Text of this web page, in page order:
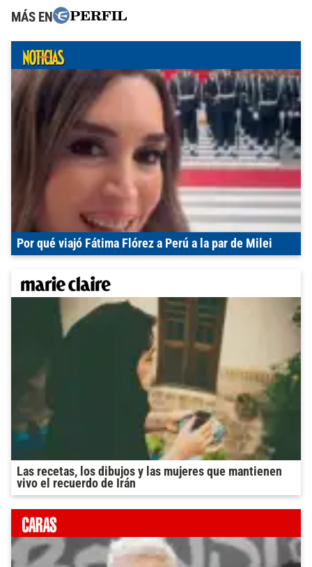
MÁS EN
Por qué viajó Fátima Flórez a Perú a la par de Milei
Las recetas, los dibujos y las mujeres que mantienen
vivo el recuerdo de Irán